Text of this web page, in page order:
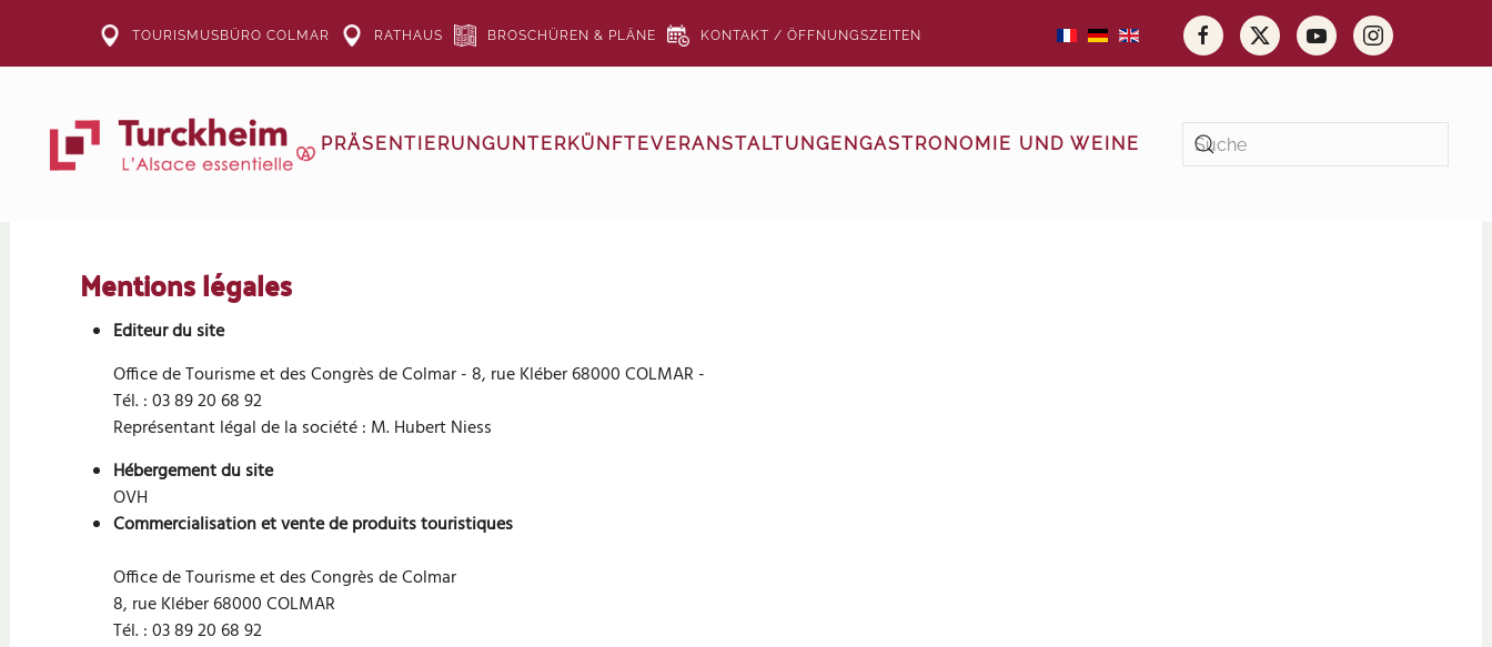
Zum Hauptinhalt springen
TOURISMUSBÜRO COLMAR RATHAUS BROSCHÜREN & PLÄNE KONTAKT / ÖFFNUNGSZEITEN
PRÄSENTIERUNGUNTERKÜNFTEVERANSTALTUNGENGASTRONOMIE UND WEINE
Mentions légales
Editeur du site
Office de Tourisme et des Congrès de Colmar - 8, rue Kléber 68000 COLMAR -
Tél. : 03 89 20 68 92
Représentant légal de la société : M. Hubert Niess
Hébergement du site
OVH
Commercialisation et vente de produits touristiques
Office de Tourisme et des Congrès de Colmar
8, rue Kléber 68000 COLMAR
Tél. : 03 89 20 68 92